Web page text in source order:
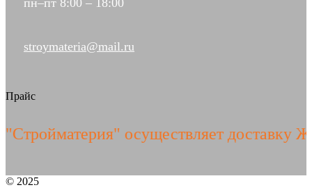
stroymateria@mail.ru
Прайс
осуществляет доставку
© 2025